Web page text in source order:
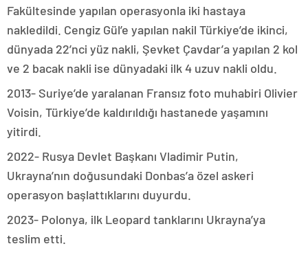
Fakültesinde yapılan operasyonla iki hastaya
nakledildi. Cengiz Gül’e yapılan nakil Türkiye’de ikinci,
dünyada 22’nci yüz nakli, Şevket Çavdar’a yapılan 2 kol
ve 2 bacak nakli ise dünyadaki ilk 4 uzuv nakli oldu.
2013- Suriye’de yaralanan Fransız foto muhabiri Olivier
Voisin, Türkiye’de kaldırıldığı hastanede yaşamını
yitirdi.
2022- Rusya Devlet Başkanı Vladimir Putin,
Ukrayna’nın doğusundaki Donbas’a özel askeri
operasyon başlattıklarını duyurdu.
2023- Polonya, ilk Leopard tanklarını Ukrayna’ya
teslim etti.